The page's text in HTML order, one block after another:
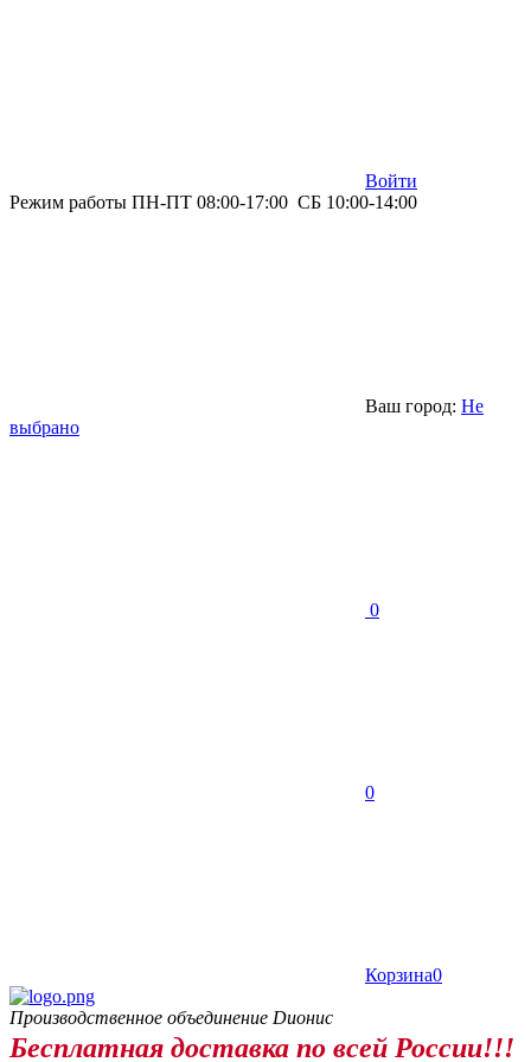
Войти
Режим работы ПН-ПТ 08:00-17:00 СБ 10:00-14:00
Ваш город: Не
выбрано
0
0
Корзина0
Производственное объединение Dионис
Бесплатная доставка по всей России!!!